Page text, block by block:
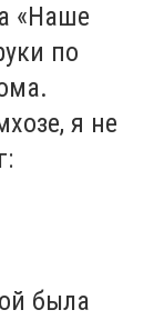
«Наше
по
я не
была